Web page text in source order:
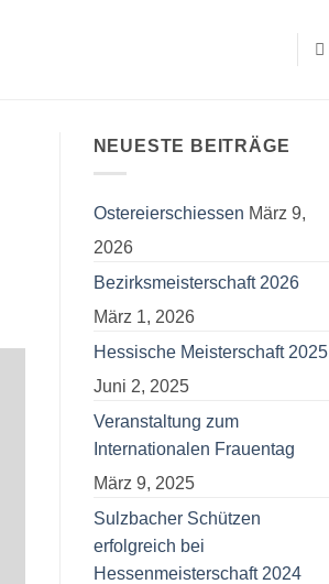
NEUESTE BEITRÄGE
Ostereierschiessen März 9,
2026
Bezirksmeisterschaft 2026
März 1, 2026
Hessische Meisterschaft 2025
Juni 2, 2025
Veranstaltung zum
Internationalen Frauentag
März 9, 2025
Sulzbacher Schützen
erfolgreich bei
Hessenmeisterschaft 2024